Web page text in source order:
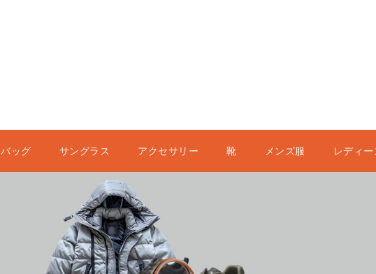
バッグ サングラス アクセサリー 靴 メンズ服 レディー